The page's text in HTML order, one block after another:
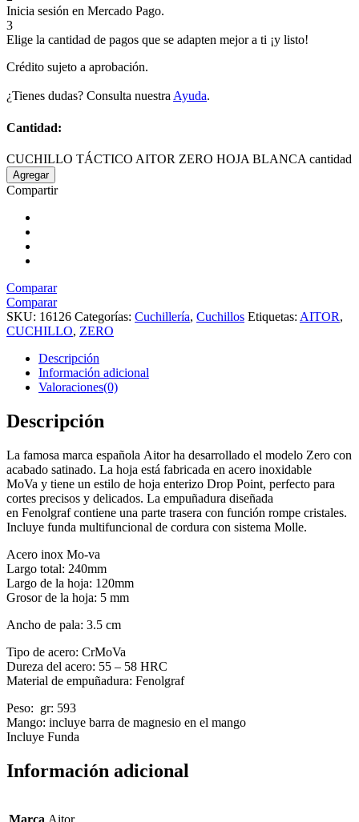
Inicia sesión en Mercado Pago.
3
Elige la cantidad de pagos que se adapten mejor a ti ¡y listo!
Crédito sujeto a aprobación.
¿Tienes dudas? Consulta nuestra Ayuda.
Cantidad:
CUCHILLO TÁCTICO AITOR ZERO HOJA BLANCA cantidad
Agregar
Compartir
Comparar
Comparar
SKU: 16126 Categorías: Cuchillería, Cuchillos Etiquetas: AITOR,
CUCHILLO, ZERO
Descripción
Información adicional
Valoraciones(0)
Descripción
La famosa marca española Aitor ha desarrollado el modelo Zero con
acabado satinado. La hoja está fabricada en acero inoxidable
MoVa y tiene un estilo de hoja enterizo Drop Point, perfecto para
cortes precisos y delicados. La empuñadura diseñada
en Fenolgraf contiene una parte trasera con función rompe cristales.
Incluye funda multifuncional de cordura con sistema Molle.
Acero inox Mo-va
Largo total: 240mm
Largo de la hoja: 120mm
Grosor de la hoja: 5 mm
Ancho de pala: 3.5 cm
Tipo de acero: CrMoVa
Dureza del acero: 55 – 58 HRC
Material de empuñadura: Fenolgraf
Peso: gr: 593
Mango: incluye barra de magnesio en el mango
Incluye Funda
Información adicional